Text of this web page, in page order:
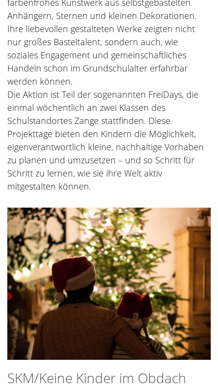
farbenfrohes Kunstwerk aus selbstgebastelten
Anhängern, Sternen und kleinen Dekorationen.
Ihre liebevollen gestalteten Werke zeigten nicht
nur großes Basteltalent, sondern auch, wie
soziales Engagement und gemeinschaftliches
Handeln schon im Grundschulalter erfahrbar
werden können.
Die Aktion ist Teil der sogenannten FreiDays, die
einmal wöchentlich an zwei Klassen des
Schulstandortes Zange stattfinden. Diese
Projekttage bieten den Kindern die Möglichkeit,
eigenverantwortlich kleine, nachhaltige Vorhaben
zu planen und umzusetzen – und so Schritt für
Schritt zu lernen, wie sie ihre Welt aktiv
mitgestalten können.
SKM/Keine Kinder im Obdach